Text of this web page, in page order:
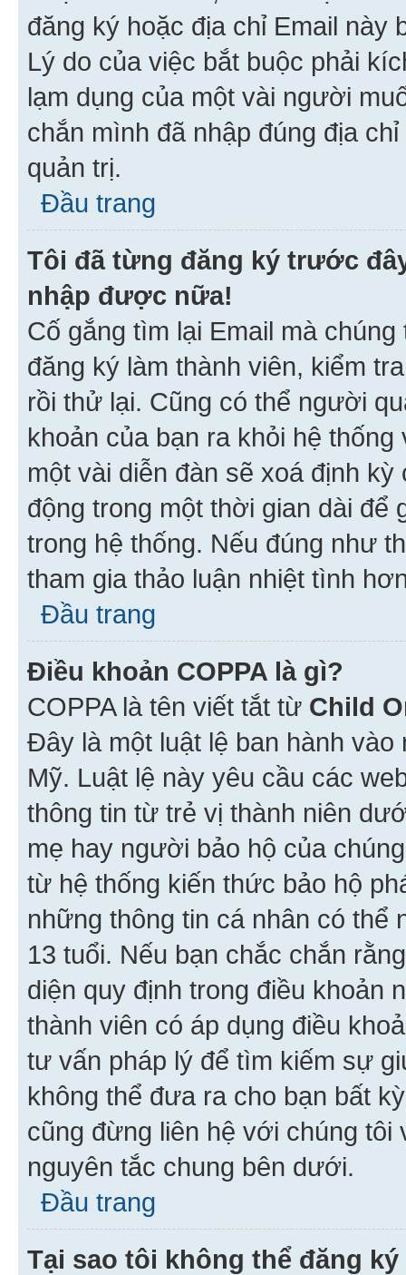
đăng ký hoặc địa chỉ Email này
Lý do của việc bắt buộc phải
lạm dụng của một vài người
chắn mình đã nhập đúng địa
quản trị.
Đầu trang
Tôi đã từng đăng ký trước
nhập được nữa!
Cố gắng tìm lại Email mà
đăng ký làm thành viên, kiểm
rồi thử lại. Cũng có thể người
khoản của bạn ra khỏi hệ
một vài diễn đàn sẽ xoá định
động trong một thời gian dài
trong hệ thống. Nếu đúng như
tham gia thảo luận nhiệt tình
Đầu trang
Điều khoản COPPA là gì?
COPPA là tên viết tắt từ Child
Đây là một luật lệ ban hành
Mỹ. Luật lệ này yêu cầu các
thông tin từ trẻ vị thành niên
mẹ hay người bảo hộ của
từ hệ thống kiến thức bảo hộ
những thông tin cá nhân có thể
13 tuổi. Nếu bạn chắc chắn
diện quy định trong điều khoản
thành viên có áp dụng điều
tư vấn pháp lý để tìm kiếm sự
không thể đưa ra cho bạn bất
cũng đừng liên hệ với chúng
nguyên tắc chung bên dưới.
Đầu trang
Tại sao tôi không thể đăng